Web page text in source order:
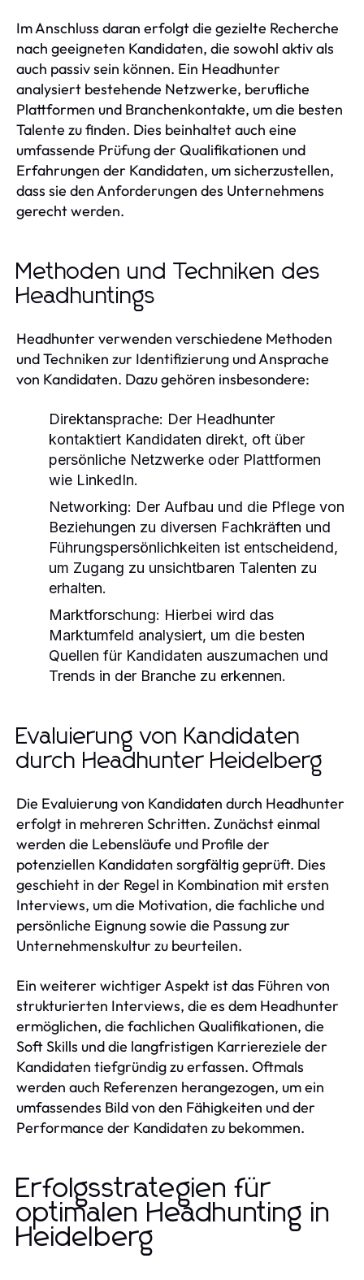
Im Anschluss daran erfolgt die gezielte Recherche
nach geeigneten Kandidaten, die sowohl aktiv als
auch passiv sein können. Ein Headhunter
analysiert bestehende Netzwerke, berufliche
Plattformen und Branchenkontakte, um die besten
Talente zu finden. Dies beinhaltet auch eine
umfassende Prüfung der Qualifikationen und
Erfahrungen der Kandidaten, um sicherzustellen,
dass sie den Anforderungen des Unternehmens
gerecht werden.
Methoden und Techniken des
Headhuntings
Headhunter verwenden verschiedene Methoden
und Techniken zur Identifizierung und Ansprache
von Kandidaten. Dazu gehören insbesondere:
Direktansprache: Der Headhunter
kontaktiert Kandidaten direkt, oft über
persönliche Netzwerke oder Plattformen
wie LinkedIn.
Networking: Der Aufbau und die Pflege von
Beziehungen zu diversen Fachkräften und
Führungspersönlichkeiten ist entscheidend,
um Zugang zu unsichtbaren Talenten zu
erhalten.
Marktforschung: Hierbei wird das
Marktumfeld analysiert, um die besten
Quellen für Kandidaten auszumachen und
Trends in der Branche zu erkennen.
Evaluierung von Kandidaten
durch Headhunter Heidelberg
Die Evaluierung von Kandidaten durch Headhunter
erfolgt in mehreren Schritten. Zunächst einmal
werden die Lebensläufe und Profile der
potenziellen Kandidaten sorgfältig geprüft. Dies
geschieht in der Regel in Kombination mit ersten
Interviews, um die Motivation, die fachliche und
persönliche Eignung sowie die Passung zur
Unternehmenskultur zu beurteilen.
Ein weiterer wichtiger Aspekt ist das Führen von
strukturierten Interviews, die es dem Headhunter
ermöglichen, die fachlichen Qualifikationen, die
Soft Skills und die langfristigen Karriereziele der
Kandidaten tiefgründig zu erfassen. Oftmals
werden auch Referenzen herangezogen, um ein
umfassendes Bild von den Fähigkeiten und der
Performance der Kandidaten zu bekommen.
Erfolgsstrategien für
optimalen Headhunting in
Heidelberg